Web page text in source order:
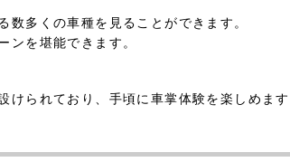
多くの車種を見ることができます。
を堪能できます。
られており、手頃に車掌体験を楽しめます